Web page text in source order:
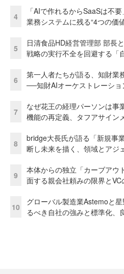
4
「AIで作れるからSaaSは不
業務システムに残る“4つの価
5
日清食品HD経営管理部 部長
戦略の実行不全を回避する「
6
第一人者たちが語る、知財業
──知財AIオーケストレーショ
7
なぜ花王の経理パーソンは
機能の再定義、タフアサイン
8
bridge大長氏が語る「新規事
断し未来を描く、領域とアジ
9
本体からの独立「カーブア
面する親会社頼みの限界とVC
10
グローバル製造業Astemoと
るべき自社の強みと標準化、